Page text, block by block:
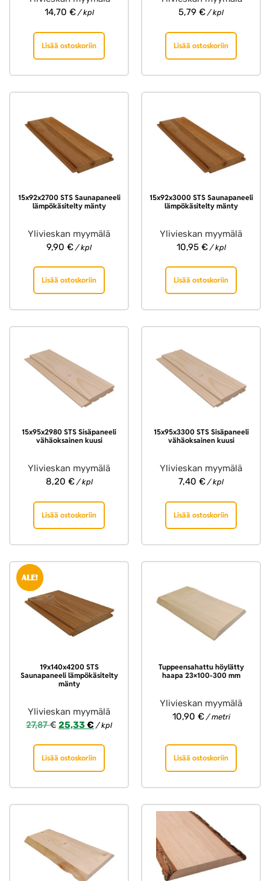
14,70 €/ kpl
Lisää ostoskoriin
5,79 € / kpl
Lisää ostoskoriin
15x92x2700 STS Saunapaneeli
lämpökäsitelty mänty
Ylivieskan myymälä
9,90 € / kpl
Lisää ostoskoriin
15x92x3000 STS Saunapaneeli
lämpökäsitelty mänty
Ylivieskan myymälä
10,95 €/ kpl
Lisää ostoskoriin
15x95x2980 STS Sisäpaneeli
vähäoksainen kuusi
Ylivieskan myymälä
8,20 €/ kpl
Lisää ostoskoriin
15x95x3300 STS Sisäpaneeli
vähäoksainen kuusi
Ylivieskan myymälä
7,40 € / kpl
Lisää ostoskoriin
ALE!
19x140x4200 STS
Saunapaneeli lämpökäsitelty
mänty
Ylivieskan myymälä
27,87€ 25,33€ / kpl
Lisää ostoskoriin
Tuppeensahattu höylätty
haapa 23×100-300 mm
Ylivieskan myymälä
10,90 €/ metri
Lisää ostoskoriin